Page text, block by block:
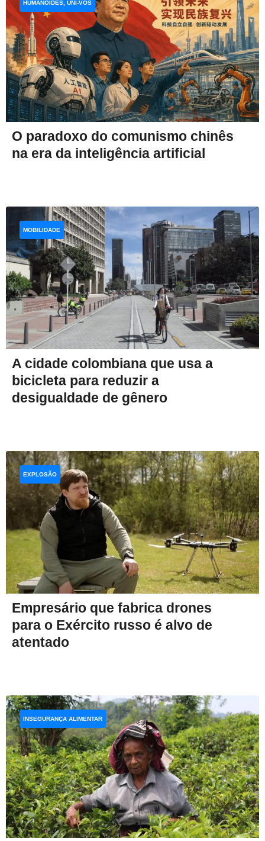
O paradoxo do comunismo chinês
na era da inteligência artificial
HUMANOIDES, UNI-VOS
A cidade colombiana que usa a
bicicleta para reduzir a
desigualdade de gênero
MOBILIDADE
Empresário que fabrica drones
para o Exército russo é alvo de
atentado
EXPLOSÃO
INSEGURANÇA ALIMENTAR